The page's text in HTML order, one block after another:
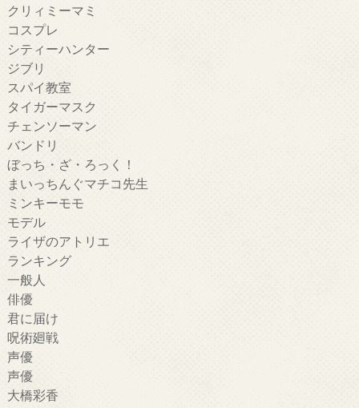
クリィミーマミ
コスプレ
シティーハンター
ジブリ
スパイ教室
タイガーマスク
チェンソーマン
バンドリ
ぼっち・ざ・ろっく！
まいっちんぐマチコ先生
ミンキーモモ
モデル
ライザのアトリエ
ランキング
一般人
俳優
君に届け
呪術廻戦
声優
声優
大橋彩香